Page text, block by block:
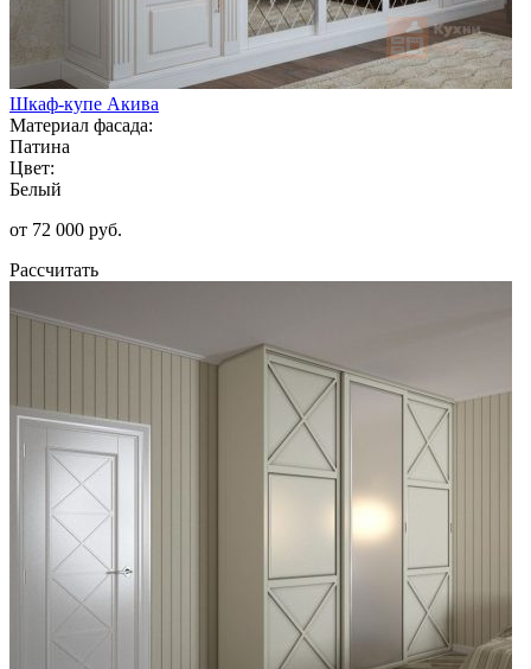
Шкаф-купе Акива
Материал фасада:
Патина
Цвет:
Белый
от 72 000 руб.
Рассчитать